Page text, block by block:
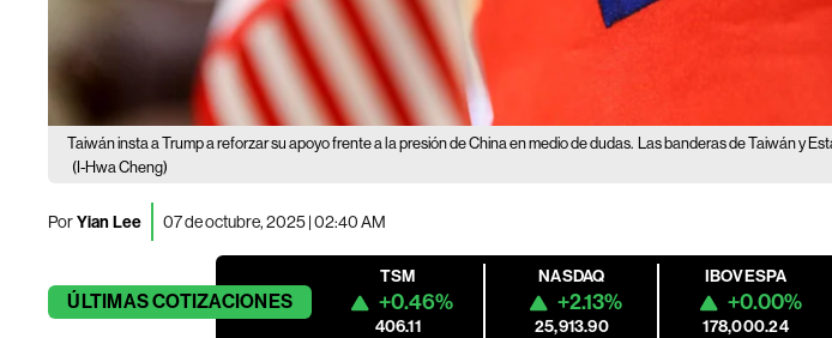
Taiwán insta a Trump a reforzar su apoyo frente a la presión de China en medio de dudas. Las banderas de Taiwán y
(I-Hwa Cheng)
PorYian Lee 07 de octubre, 2025 | 02:40 AM
ÚLTIMASCOTIZACIONES
TSM
+0.46%
406.11
NASDAQ
+2.13%
25,913.90
IBOVESPA
+0.00%
178,000.24